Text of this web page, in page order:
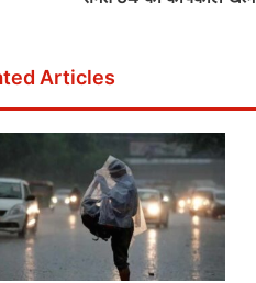
Articles